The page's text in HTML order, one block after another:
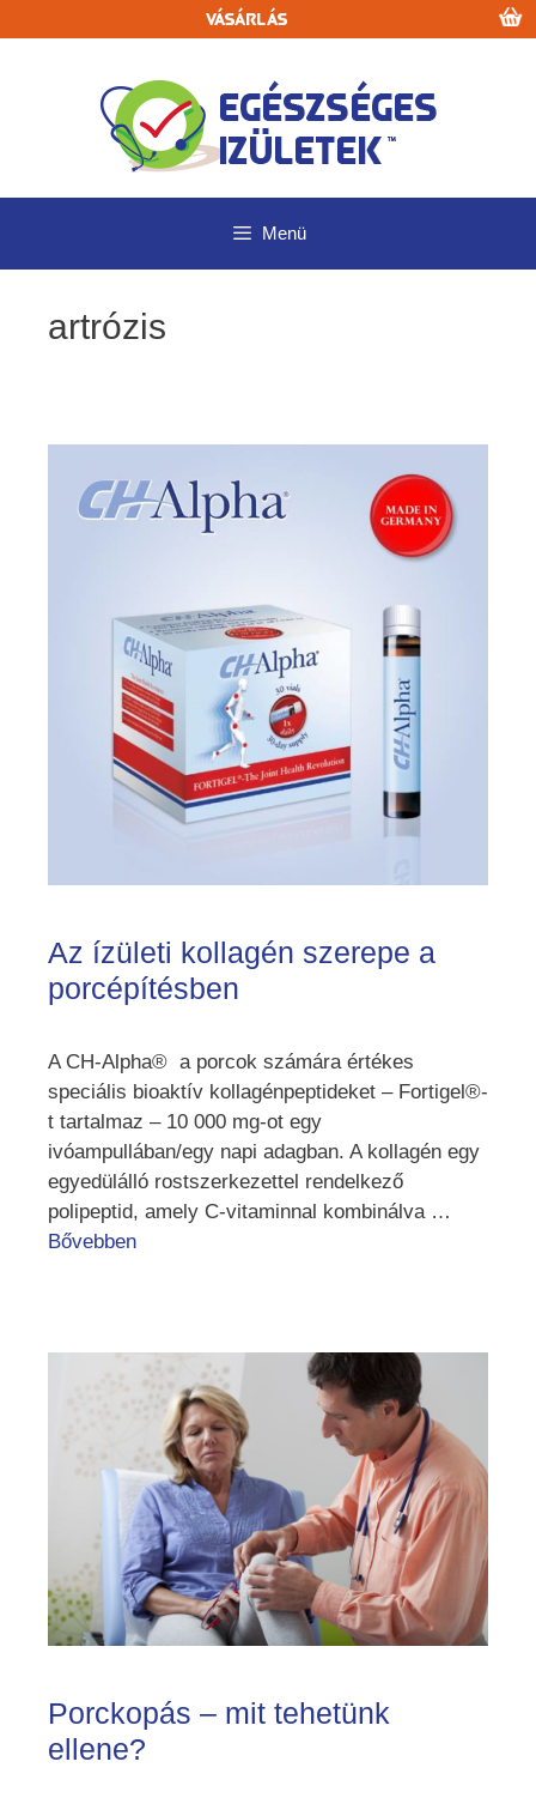
a
Vásárlás
Menü
artrózis
Az ízületi kollagén szerepe a
porcépítésben
A CH-Alpha® a porcok számára értékes
speciális bioaktív kollagénpeptideket – Fortigel®-
t tartalmaz – 10 000 mg-ot egy
ivóampullában/egy napi adagban. A kollagén egy
egyedülálló rostszerkezettel rendelkező
polipeptid, amely C-vitaminnal kombinálva …
Bővebben
Porckopás – mit tehetünk
ellene?